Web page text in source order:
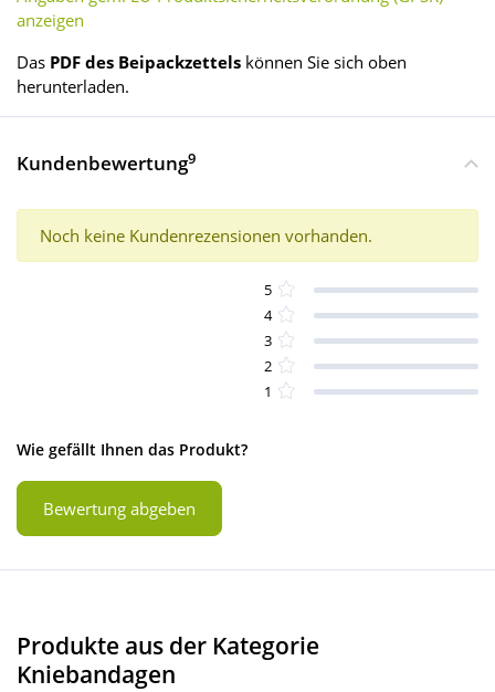
anzeigen
Das PDF des Beipackzettels können Sie sich oben
herunterladen.
Kundenbewertung9
Noch keine Kundenrezensionen vorhanden.
5
4
3
2
1
Wie gefällt Ihnen das Produkt?
Bewertung abgeben
Produkte aus der Kategorie
Kniebandagen